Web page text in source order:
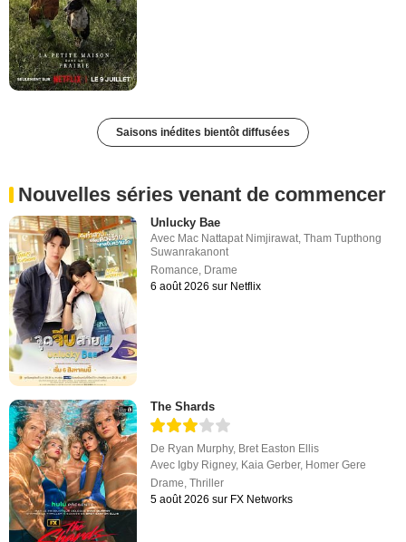
Saisons inédites bientôt diffusées
Nouvelles séries venant de commencer
Unlucky Bae
Avec Mac Nattapat Nimjirawat,Tham Tupthong
Suwanrakanont
Romance, Drame
6 août 2026 sur Netflix
The Shards
De Ryan Murphy, Bret Easton Ellis
Avec Igby Rigney, Kaia Gerber, Homer Gere
Drame,Thriller
5 août 2026 sur FX Networks